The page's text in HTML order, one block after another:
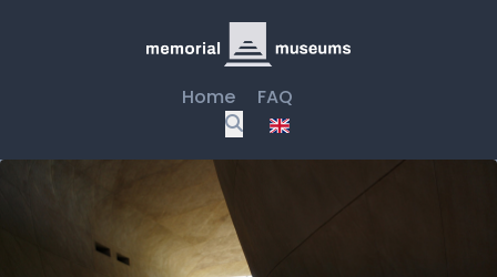
Home FAQ